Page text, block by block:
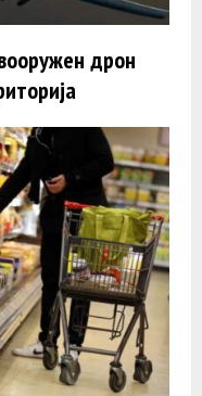
дрон